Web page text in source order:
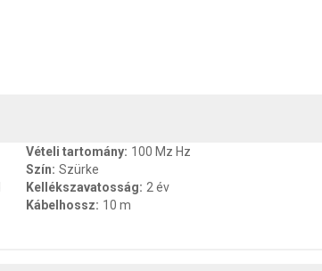
Vételi tartomány: 100 Mz Hz
Szín: Szürke
Kellékszavatosság: 2 év
Kábelhossz: 10 m